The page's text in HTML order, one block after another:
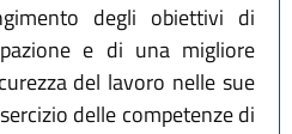
degli obiettivi di
e di una migliore
del lavoro nelle sue
delle competenze di